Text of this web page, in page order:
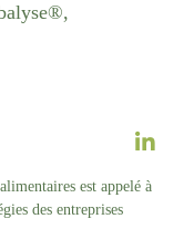
est appelé à
des entreprises